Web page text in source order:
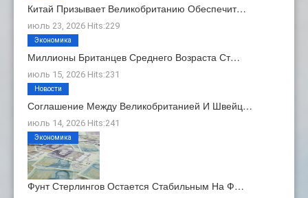
Китай Призывает Великобританию Обеспечит…
июль 23, 2026 Hits:229
Миллионы Британцев Среднего Возраста Ст…
июль 15, 2026 Hits:231
Экономика
Соглашение Между Великобританией И Швейц…
июль 14, 2026 Hits:241
Новости
Фунт Стерлингов Остается Стабильным На Ф…
Экономика